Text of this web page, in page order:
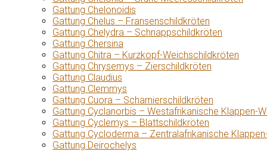
Gattung Chelonoidis
Gattung Chelus – Fransenschildkröten
Gattung Chelydra – Schnappschildkröten
Gattung Chersina
Gattung Chitra – Kurzkopf-Weichschildkröten
Gattung Chrysemys – Zierschildkröten
Gattung Claudius
Gattung Clemmys
Gattung Cuora – Scharnierschildkröten
Gattung Cyclanorbis – Westafrikanische Klappen-
Gattung Cyclemys – Blattschildkröten
Gattung Cycloderma – Zentralafrikanische
Gattung Deirochelys